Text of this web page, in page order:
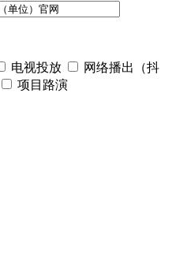
电视投放
网络播出（抖
项目路演